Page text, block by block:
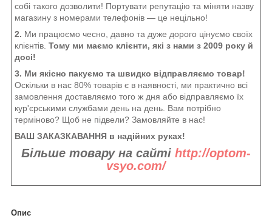
собі такого дозволити! Портувати репутацію та міняти назву
магазину з номерами телефонів — це нецільно!
2. Ми працюємо чесно, давно та дуже дорого цінуємо своїх
клієнтів. Тому ми маємо клієнти, які з нами з 2009 року й
досі!
3. Ми якісно пакуємо та швидко відправляємо товар!
Оскільки в нас 80% товарів є в наявності, ми практично всі
замовлення доставляємо того ж дня або відправляємо їх
кур'єрськими службами день на день. Вам потрібно
терміново? Щоб не підвели? Замовляйте в нас!
ВАШ ЗАКАЗКАВАННЯ в надійних руках!
Більше товару на сайті http://optom-
vsyo.com/
Опис